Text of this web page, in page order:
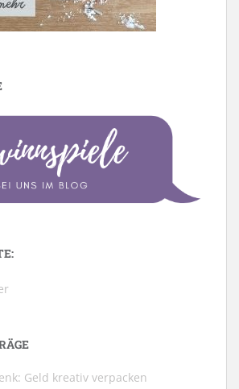
Geld kreativ verpacken